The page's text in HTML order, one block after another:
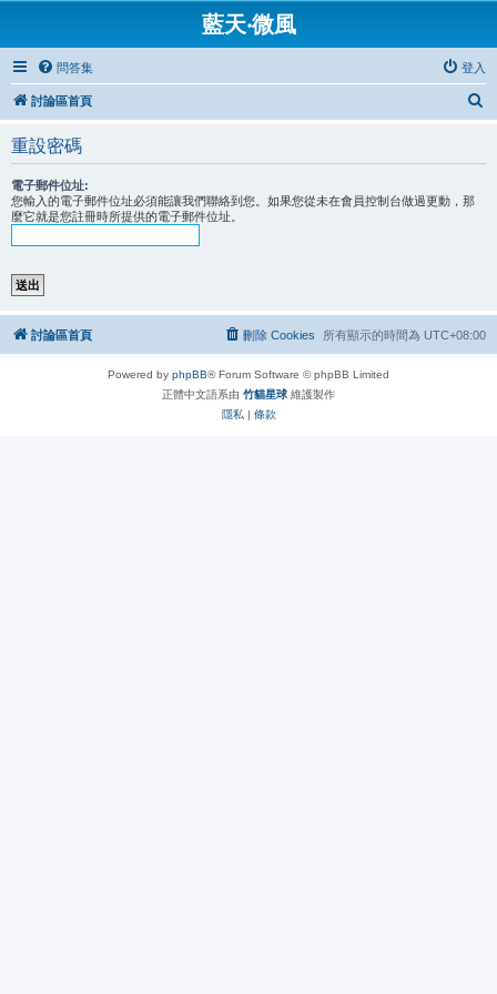
藍天‧微風
問答集 登入
討論區首頁
重設密碼
電子郵件位址:
您輸入的電子郵件位址必須能讓我們聯絡到您。如果您從未在會員控制台做過更動，那
麼它就是您註冊時所提供的電子郵件位址。
討論區首頁 所有顯示的時間為 UTC+08:00
刪除 Cookies
Powered by phpBB® Forum Software © phpBB Limited
正體中文語系由 竹貓星球 維護製作
隱私 | 條款